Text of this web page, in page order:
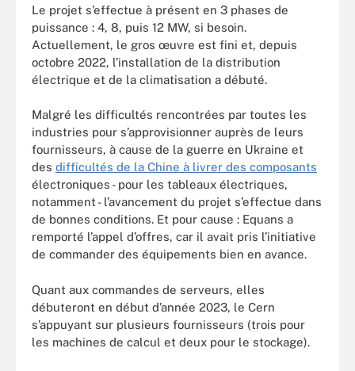
Le projet s’effectue à présent en 3 phases de
puissance : 4, 8, puis 12 MW, si besoin.
Actuellement, le gros œuvre est fini et, depuis
octobre 2022, l’installation de la distribution
électrique et de la climatisation a débuté.
Malgré les difficultés rencontrées par toutes les
industries pour s’approvisionner auprès de leurs
fournisseurs, à cause de la guerre en Ukraine et
des difficultés de la Chine à livrer des composants
électroniques - pour les tableaux électriques,
notamment - l’avancement du projet s’effectue dans
de bonnes conditions. Et pour cause : Equans a
remporté l’appel d’offres, car il avait pris l’initiative
de commander des équipements bien en avance.
Quant aux commandes de serveurs, elles
débuteront en début d’année 2023, le Cern
s’appuyant sur plusieurs fournisseurs (trois pour
les machines de calcul et deux pour le stockage).